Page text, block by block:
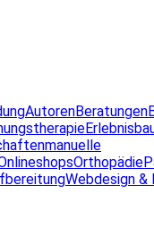
AutorenBeratungen
manuelle
Orthopädie
Webdesign